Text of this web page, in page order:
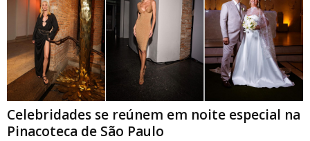
Celebridades se reúnem em noite especial na
Pinacoteca de São Paulo